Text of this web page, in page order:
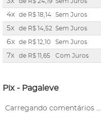
4x de R$ 18,14 Sem Juros
5x de R$ 14,52 Sem Juros
6x de R$ 12,10 Sem Juros
7x de R$ 11,65 Com Juros
Pix - Pagaleve
Carregando comentários ...